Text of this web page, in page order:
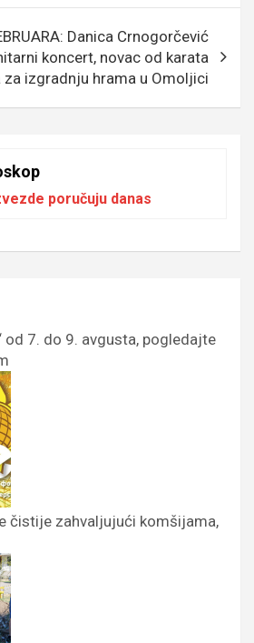
Danica Crnogorčević
koncert, novac od karata
za izgradnju hrama u Omoljici
poručuju danas
od 7. do 9. avgusta, pogledajte
čistije zahvaljujući komšijama,